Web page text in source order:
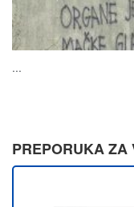
...
PREPORUKA ZA